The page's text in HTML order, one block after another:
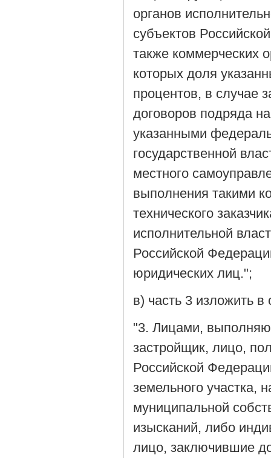
органов
субъектов
также коммерческих
которых доля
процентов, в случае
договоров подряда
указанными
государственной
местного
выполнения такими
технического
исполнительной
Российской
юридических лиц.";
в) часть 3 изложить
"3. Лицами,
застройщик, лицо,
Российской
земельного участка,
муниципальной
изысканий, либо
лицо, заключившие